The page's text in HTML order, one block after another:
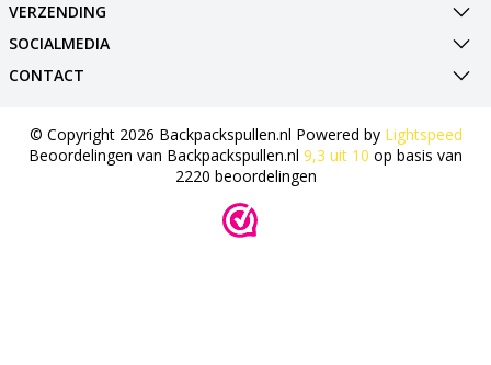
VERZENDING
SOCIALMEDIA
CONTACT
© Copyright 2026 Backpackspullen.nl Powered by Lightspeed
Beoordelingen van Backpackspullen.nl 9,3 uit 10 op basis van
2220 beoordelingen